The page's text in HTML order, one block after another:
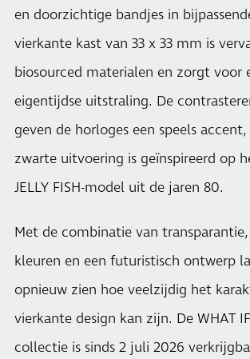
en doorzichtige bandjes in
vierkante kast van 33 x 33 mm is
biosourced materialen en zorgt voor
eigentijdse uitstraling. De
geven de horloges een speels
zwarte uitvoering is geïnspireerd op
JELLY FISH-model uit de jaren 80.
Met de combinatie van
kleuren en een futuristisch ontwerp
opnieuw zien hoe veelzijdig het
vierkante design kan zijn. De WHAT
collectie is sinds 2 juli 2026